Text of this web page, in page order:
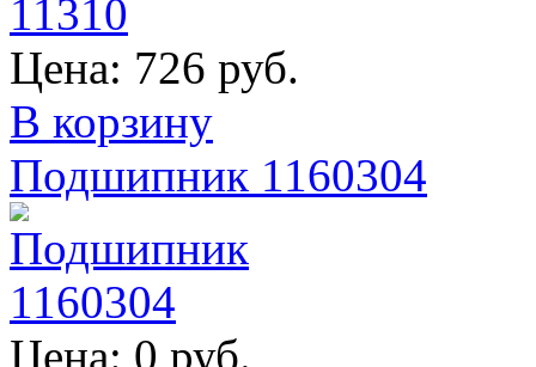
Цена: 726 руб.
В корзину
Подшипник 1160304
Цена: 0 руб.